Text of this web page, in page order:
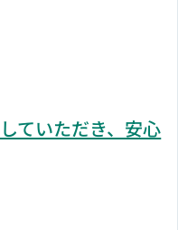
ていただき、安心